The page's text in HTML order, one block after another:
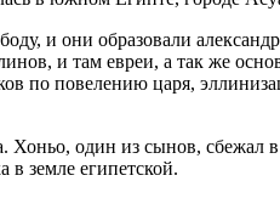
и они образовали
и там евреи, а так же
по повелению царя,
Хоньо, один из сынов, сбежал
земле египетской.